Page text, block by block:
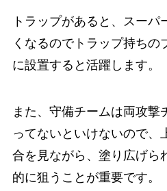
トラップがあると、スーパ
くなるのでトラップ持ちの
に設置すると活躍します。
また、守備チームは両攻撃
ってないといけないので、
合を見ながら、塗り広げら
的に狙うことが重要です。